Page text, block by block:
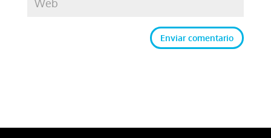
Enviar comentario